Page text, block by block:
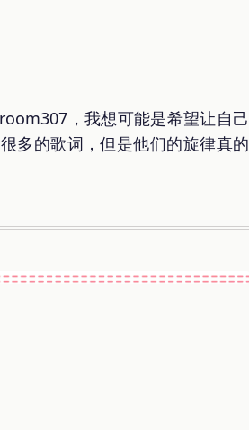
，我想可能是希望让自己
多的歌词，但是他们的旋律真的